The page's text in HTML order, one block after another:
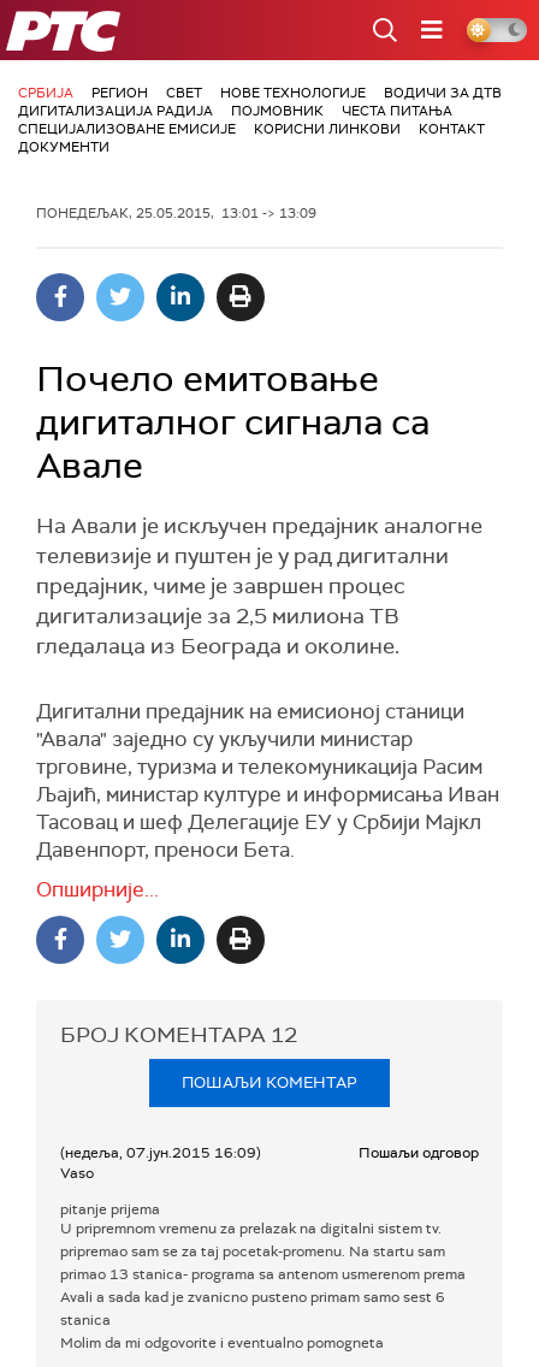
РТС
СРБИЈА РЕГИОН СВЕТ НОВЕ ТЕХНОЛОГИЈЕ
ВОДИЧИ ЗА ДТВ
ДИГИТАЛИЗАЦИЈА РАДИЈА
ПОЈМОВНИК
ЧЕСТА ПИТАЊА
СПЕЦИЈАЛИЗОВАНЕ ЕМИСИЈЕ
КОРИСНИ ЛИНКОВИ
КОНТАКТ
ДОКУМЕНТИ
ПОНЕДЕЉАК, 25.05.2015, 13:01 -> 13:09
Почело емитовање
дигиталног сигнала са
Авале
На Авали је искључен предајник аналогне
телевизије и пуштен је у рад дигитални
предајник, чиме је завршен процес
дигитализације за 2,5 милиона ТВ
гледалаца из Београда и околине.
Дигитални предајник на емисионој станици
"Авала" заједно су укључили министар
трговине, туризма и телекомуникација Расим
Љајић, министар културе и информисања Иван
Тасовац и шеф Делегације ЕУ у Србији Мајкл
Давенпорт, преноси Бета.
Опширније...
БРОЈ КОМЕНТАРА 12
ПОШАЉИ КОМЕНТАР
(недеља, 07.јун.2015 16:09)
Vaso
Пошаљи одговор
pitanje prijema
U pripremnom vremenu za prelazak na digitalni sistem tv.
pripremao sam se za taj pocetak-promenu. Na startu sam
primao 13 stanica- programa sa antenom usmerenom prema
Avali a sada kad je zvanicno pusteno primam samo sest 6
stanica
Molim da mi odgovorite i eventualno pomogneta